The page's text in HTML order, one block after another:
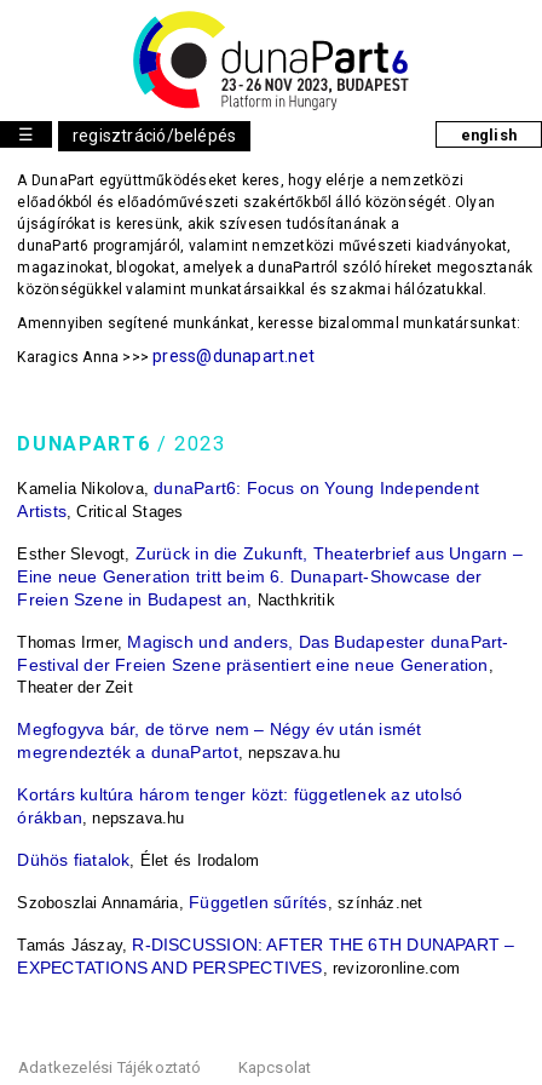
☰ regisztráció/belépés english
A DunaPart együttműködéseket keres, hogy elérje a nemzetközi
előadókból és előadóművészeti szakértőkből álló közönségét. Olyan
újságírókat is keresünk, akik szívesen tudósítanának a
dunaPart6 programjáról, valamint nemzetközi művészeti kiadványokat,
magazinokat, blogokat, amelyek a dunaPartról szóló híreket megosztanák
közönségükkel valamint munkatársaikkal és szakmai hálózatukkal.
Amennyiben segítené munkánkat, keresse bizalommal munkatársunkat:
Karagics Anna >>>press@dunapart.net
DUNAPART6 / 2023
Kamelia Nikolova, dunaPart6: Focus on Young Independent
Artists, Critical Stages
Esther Slevogt, Zurück in die Zukunft, Theaterbrief aus Ungarn –
Eine neue Generation tritt beim 6. Dunapart-Showcase der
Freien Szene in Budapest an, Nacthkritik
Thomas Irmer, Magisch und anders, Das Budapester dunaPart-
Festival der Freien Szene präsentiert eine neue Generation
Theater der Zeit
Megfogyva bár, de törve nem – Négy év után ismét
megrendezték a dunaPartot, nepszava.hu
Kortárs kultúra három tenger közt: függetlenek az utolsó
órákban, nepszava.hu
Dühös fiatalok, Élet és Irodalom
Szoboszlai Annamária, Független sűrítés, színház.net
Tamás Jászay, R-DISCUSSION: AFTER THE 6TH DUNAPART –
EXPECTATIONS AND PERSPECTIVES, revizoronline.com
Adatkezelési Tájékoztató Kapcsolat